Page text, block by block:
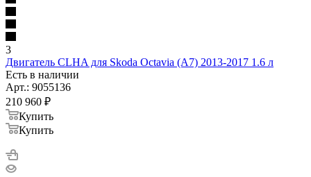
3
Двигатель CLHA для Skoda Octavia (A7) 2013-2017 1.6 л
Есть в наличии
Арт.: 9055136
210 960 ₽
Купить
Купить